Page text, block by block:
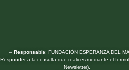
– Responsable: FUNDACIÓN ESPERANZA DEL
Responder a la consulta que realices mediante el
Newsletter).